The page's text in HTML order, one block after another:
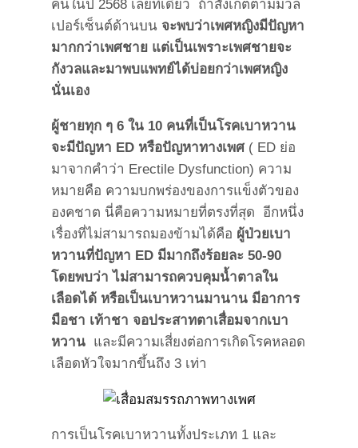
คนในป 2568 เลยทีเดียว ถ้าสังเกตตามมวล
เปอร์เซ็นต์ด้านบน จะพบว่าเพศหญิงมีปัญหา
มากกว่าเพศชาย แต่เป็นเพราะเพศชายจะ
กังวลและมาพบแพทย์ได้บ่อยกว่าเพศหญิง
นั่นเอง
ผู้ชายทุก ๆ 6 ใน 10 คนที่เป็นโรคเบาหวาน
จะมีปัญหา ED หรือปัญหาทางเพศ ( ED ย่อ
มาจากคำว่า Erectile Dysfunction) ความ
หมายคือ ความบกพร่องของการแข็งตัวของ
องคชาต นี่คือความหมายที่ตรงที่สุด อีกหนึ่ง
เรื่องที่ไม่สามารถมองข้ามได้คือ ผู้ป่วยเบา
หวานที่ปัญหา ED มีมากถึงร้อยละ 50-90
โดยพบว่า ไม่สามารถควบคุมน้ำตาลใน
เลือดได้ หรือเป็นเบาหวานมานาน มีอาการ
มือชา เท้าชา จอประสาทตาเสื่อมจากเบา
หวาน และมีความเสี่ยงต่อการเกิดโรคหลอด
เลือดหัวใจมากขึ้นถึง 3 เท่า
การเป็นโรคเบาหวานทั้งประเภท 1 และ